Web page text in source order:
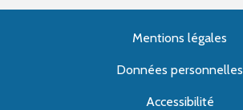
Mentions légales
Données personnelles
Accessibilité